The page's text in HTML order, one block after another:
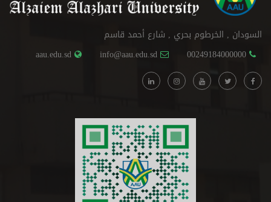
السودان , الخرطوم بحري , شارع أحمد قاسم
00249184000000
info@aau.edu.sd
aau.edu.sd